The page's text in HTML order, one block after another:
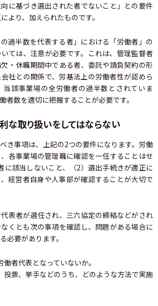
に基づき選出された者でないこと」との要件
より、加えられたものです。
過半数を代表する者」における「労働者」の
ては、注意が必要です。これは、管理監督者
・休職期間中である者、委託や請負契約の形
社との関係で、労基法上の労働者性が認めら
当該事業場の全労働者の過半数とされていま
者数を適切に把握することが必要です。
な取り扱いをしてはならない
き事項は、上記の2つの要件になります。労働
各事業場の管理職に確認を一任することはせ
に該当しないこと、（2）選出手続きが適正に
経営者自身や人事部が確認することが大切で
表者が選任され、三六協定の締結などがされ
くとも次の事項を確認し、問題がある場合に
必要があります。
働者代表となっていないか。
投票、挙手などのうち、どのような方法で実施